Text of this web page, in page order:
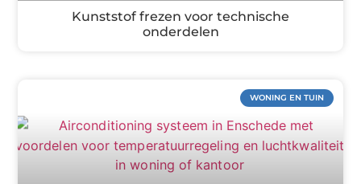
Kunststof frezen voor technische
onderdelen
WONING EN TUIN